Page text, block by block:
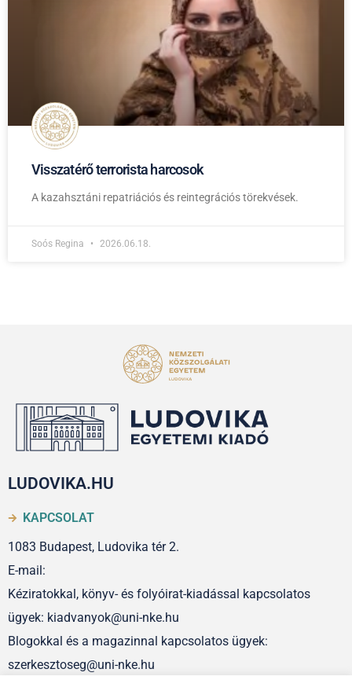
Visszatérő terrorista harcosok
A kazahsztáni repatriációs és reintegrációs törekvések.
Soós Regina 2026.06.18.
LUDOVIKA.HU
KAPCSOLAT
1083 Budapest, Ludovika tér 2.
E-mail:
Kéziratokkal, könyv- és folyóirat-kiadással kapcsolatos
ügyek: kiadvanyok@uni-nke.hu
Blogokkal és a magazinnal kapcsolatos ügyek:
szerkesztoseg@uni-nke.hu